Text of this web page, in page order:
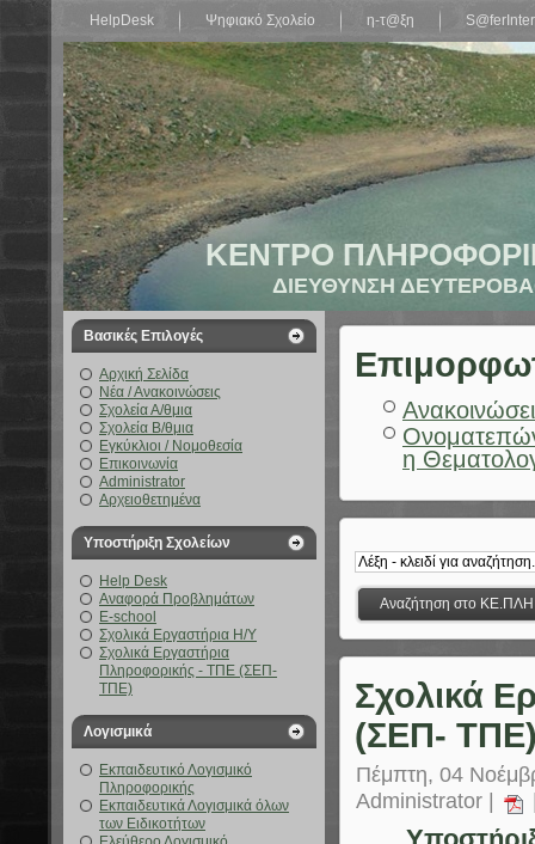
HelpDesk Ψηφιακό Σχολείο η-τ@ξη
ΚΕΝΤΡΟ
ΔΙΕΥΘΥΝΣΗ
Βασικές Επιλογές
Αρχική Σελίδα
Νέα / Ανακοινώσεις
Σχολεία Α/θμια
Σχολεία Β/θμια
Εγκύκλιοι / Νομοθεσία
Επικοινωνία
Administrator
Αρχειοθετημένα
Υποστήριξη Σχολείων
Help Desk
Αναφορά Προβλημάτων
E-school
Σχολικά Εργαστήρια Η/Υ
Σχολικά Εργαστήρια
Πληροφορικής - ΤΠΕ (ΣΕΠ-
ΤΠΕ)
Λογισμικά
Εκπαιδευτικό Λογισμικό
Πληροφορικής
Εκπαιδευτικά Λογισμικά όλων
των Ειδικοτήτων
η
Σχολικά
(ΣΕΠ-
Πέμπτη, 04
Administrator |